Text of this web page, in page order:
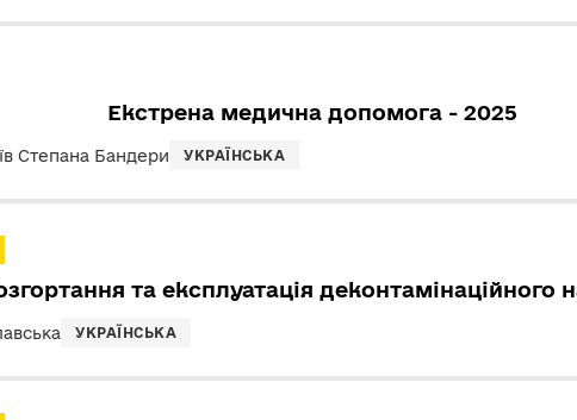
Екстрена медична допомога - 2025
Степана Бандери УКРАЇНСЬКА
та експлуатація деконтамінаційного
УКРАЇНСЬКА